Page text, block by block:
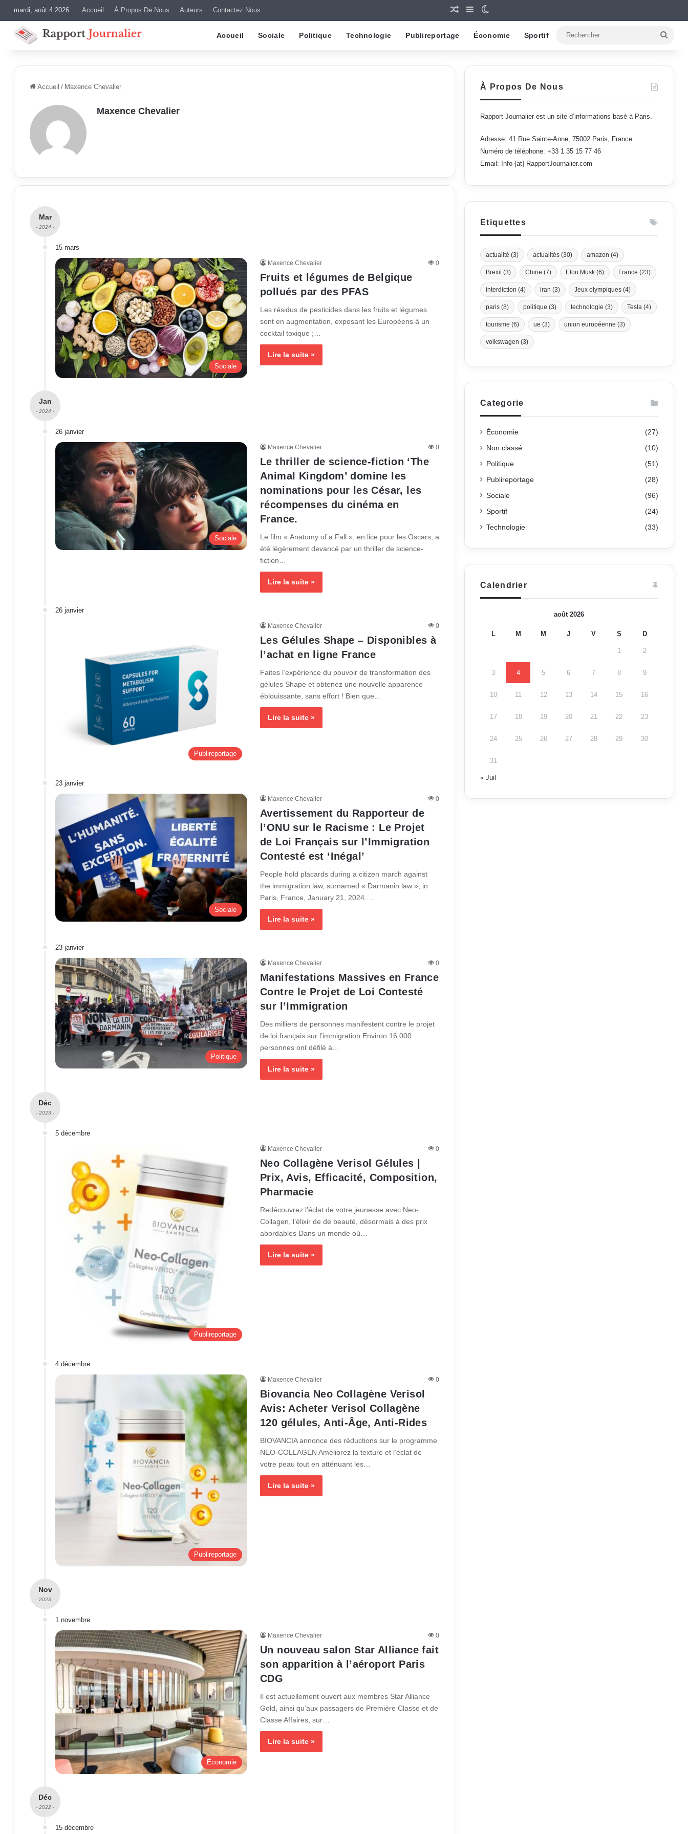
mardi, août 4 2026 Accueil À Propos De Nous Auteurs Contactez Nous Article Aléatoire
Sidebar (barre latérale)
Accueil Sociale Politique Technologie Publireportage Économie Sportif
Accueil / Maxence Chevalier
Maxence Chevalier
Mar
- 2024 -
15 mars
Sociale
Maxence Chevalier 0
Fruits et légumes de Belgique
pollués par des PFAS
Les résidus de pesticides dans les fruits et légumes
sont en augmentation, exposant les Européens à un
cocktail toxique ;…
Lire la suite »
Jan
- 2024 -
26 janvier
Sociale
Maxence Chevalier 0
Le thriller de science-fiction ‘The
Animal Kingdom’ domine les
nominations pour les César, les
récompenses du cinéma en
France.
Le film « Anatomy of a Fall », en lice pour les Oscars, a
été légèrement devancé par un thriller de science-
fiction…
Lire la suite »
26 janvier
Publireportage
Maxence Chevalier 0
Les Gélules Shape – Disponibles à
l’achat en ligne France
Faites l’expérience du pouvoir de transformation des
gélules Shape et obtenez une nouvelle apparence
éblouissante, sans effort ! Bien que…
Lire la suite »
23 janvier
Sociale
Maxence Chevalier 0
Avertissement du Rapporteur de
l’ONU sur le Racisme : Le Projet
de Loi Français sur l’Immigration
Contesté est ‘Inégal’
People hold placards during a citizen march against
the immigration law, surnamed « Darmanin law », in
Paris, France, January 21, 2024.…
Lire la suite »
23 janvier
Politique
Maxence Chevalier 0
Manifestations Massives en France
Contre le Projet de Loi Contesté
sur l’Immigration
Des milliers de personnes manifestent contre le projet
de loi français sur l’immigration Environ 16 000
personnes ont défilé à…
Lire la suite »
Déc
- 2023 -
5 décembre
Publireportage
Maxence Chevalier 0
Neo Collagène Verisol Gélules |
Prix, Avis, Efficacité, Composition,
Pharmacie
Redécouvrez l’éclat de votre jeunesse avec Neo-
Collagen, l’élixir de de beauté, désormais à des prix
abordables Dans un monde où…
Lire la suite »
4 décembre
Publireportage
Maxence Chevalier 0
Biovancia Neo Collagène Verisol
Avis: Acheter Verisol Collagène
120 gélules, Anti-Âge, Anti-Rides
BIOVANCIA annonce des réductions sur le programme
NEO-COLLAGEN Améliorez la texture et l’éclat de
votre peau tout en atténuant les…
Lire la suite »
Nov
- 2023 -
1 novembre
Économie
Maxence Chevalier 0
Un nouveau salon Star Alliance fait
son apparition à l’aéroport Paris
CDG
Il est actuellement ouvert aux membres Star Alliance
Gold, ainsi qu’aux passagers de Première Classe et de
Classe Affaires, sur…
Lire la suite »
Déc
- 2022 -
15 décembre
À Propos De Nous
Rapport Journalier est un site d’informations basé à Paris.
Adresse: 41 Rue Sainte-Anne, 75002 Paris, France
Numéro de téléphone: +33 1 35 15 77 46
Email: Info {at} RapportJournalier.com
Etiquettes
actualité (3) actualités (30) amazon (4)
Brexit(3) Chine (7) Elon Musk (6) France (23)
interdiction (4) iran (3) Jeux olympiques (4)
paris (8) politique (3) technologie (3) Tesla (4)
tourisme (6) ue (3) union européenne (3)
volkswagen (3)
Categorie
Économie (27)
Non classé (10)
Politique (51)
Publireportage (28)
Sociale (96)
Sportif (24)
Technologie (33)
Calendrier
août 2026
L M M J V S D
1 2
3 4 5 6 7 8 9
10 11 12 13 14 15 16
17 18 19 20 21 22 23
24 25 26 27 28 29 30
31
« Juil